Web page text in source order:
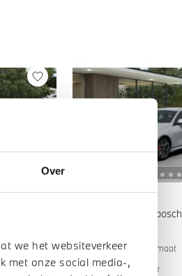
Over
we het websiteverkeer
met onze social media-,
's-Hertogenbosch
120 M Sport Automaat
1 km2026 Benzine